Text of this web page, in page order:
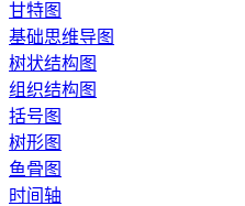
甘特图
基础思维导图
树状结构图
组织结构图
括号图
树形图
鱼骨图
时间轴